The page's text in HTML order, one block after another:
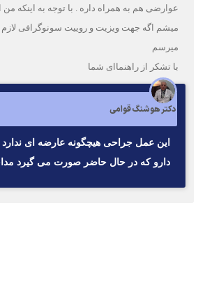
عوارضی هم به همراه داره . با توجه به اینکه
میشم اگه جهت ویزیت و روییت سونوگرافی لازم
میرسم
با تشکر از راهنماای شما
دکتر هوشنگ قوامی
این عمل جراحی هیچگونه عارضه ای ندارد
دارو که در حال حاضر صورت می گیرد